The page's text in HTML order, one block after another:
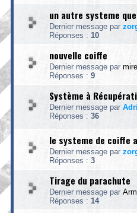
un autre systeme
Dernier message par
Réponses : 10
nouvelle coiffe
Dernier message par
Réponses : 9
Système à
Dernier message par
Réponses : 36
le systeme de coiffe
Dernier message par
Réponses : 3
Tirage du parachute
Dernier message par
Réponses : 14